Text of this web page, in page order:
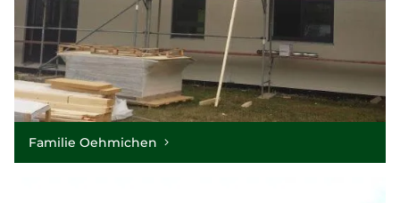
Familie Oehmichen